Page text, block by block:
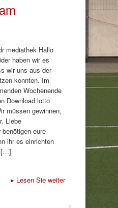
mediathek Hallo
haben wir es
wir uns aus der
konnten. Im
Wochenende
Download lotto
müssen gewinnen,
Liebe
benötigen eure
ihr es einrichten
[…]
▸ Lesen Sie weiter